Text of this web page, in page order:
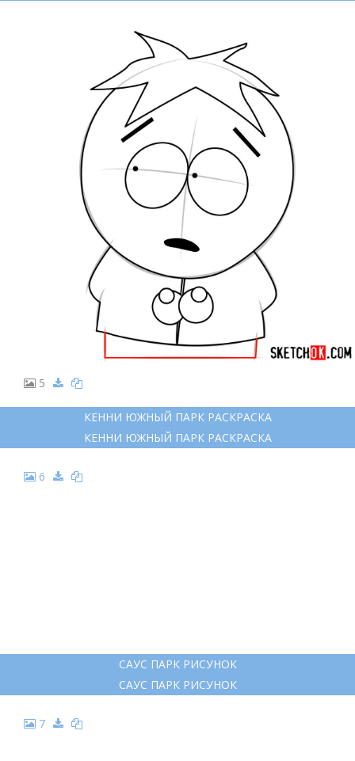
5
КЕННИ ЮЖНЫЙ ПАРК РАСКРАСКА
КЕННИ ЮЖНЫЙ ПАРК РАСКРАСКА
6
САУС ПАРК РИСУНОК
САУС ПАРК РИСУНОК
7